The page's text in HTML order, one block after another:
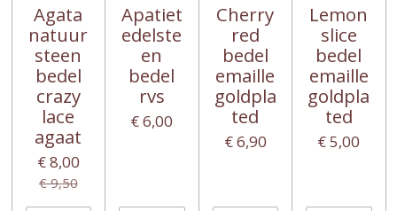
Agata
natuur
steen
bedel
crazy
lace
agaat
€ 8,00
€ 9,50
Apatiet
edelste
en
bedel
rvs
€ 6,00
Cherry
red
bedel
emaille
goldpla
ted
€ 6,90
Lemon
slice
bedel
emaille
goldpla
ted
€ 5,00